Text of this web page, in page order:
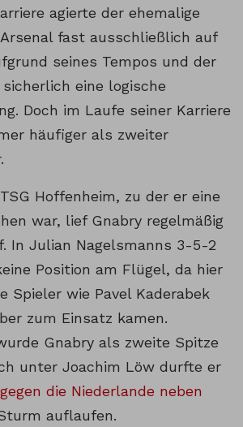
agierte der ehemalige
fast ausschließlich auf
seines Tempos und der
eine logische
Doch im Laufe seiner Karriere
häufiger als zweiter
Hoffenheim, zu der er eine
war, lief Gnabry regelmäßig
In Julian Nagelsmanns 3-5-2
Position am Flügel, da hier
Spieler wie Pavel Kaderabek
zum Einsatz kamen.
Gnabry als zweite Spitze
unter Joachim Löw durfte er
gegen die Niederlande neben
auflaufen.